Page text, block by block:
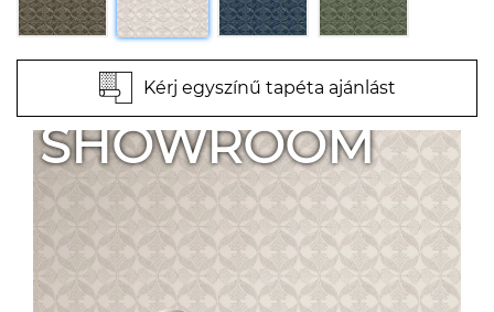
Kérj egyszínű tapéta ajánlást
SHOWROOM